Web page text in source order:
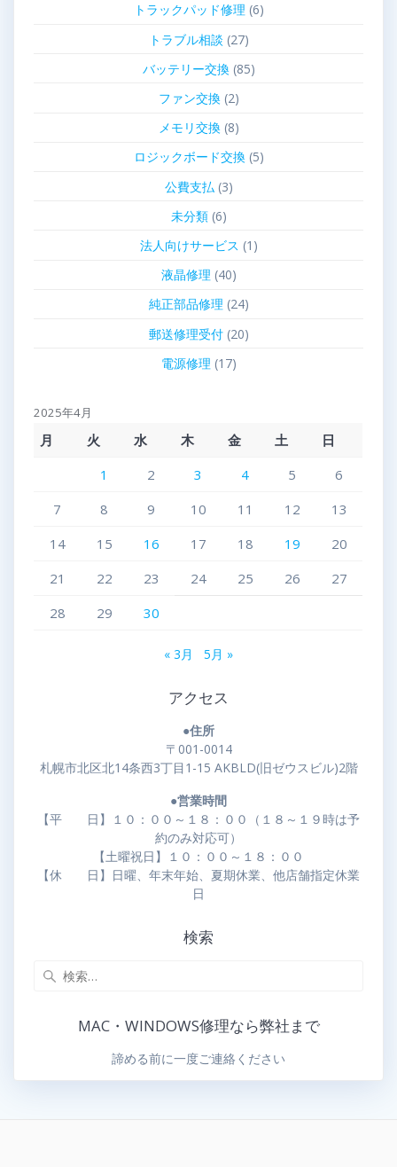
トラックパッド修理 (6)
トラブル相談 (27)
バッテリー交換(85)
ファン交換(2)
メモリ交換(8)
ロジックボード交換(5)
公費支払(3)
未分類(6)
法人向けサービス (1)
液晶修理 (40)
純正部品修理 (24)
郵送修理受付(20)
電源修理 (17)
2025年4月
月 火 水 木 金 土
日
1
2 3 4 5
6
7
8 9 10 11 12
13
14
15 16 17 18 19
20
21
22 23 24 25 26
27
28
29 30
« 3月 5月 »
アクセス
●住所
〒001-0014
札幌市北区北14条西3丁目1-15 AKBLD(旧ゼウスビル)2階
●営業時間
【平 日】１０：００～１８：００（１８～１９時は予
約のみ対応可）
【土曜祝日】１０：００～１８：００
【休 日】日曜、年末年始、夏期休業、他店舗指定休業
日
検索
MAC・WINDOWS修理なら弊社まで
諦める前に一度ご連絡ください